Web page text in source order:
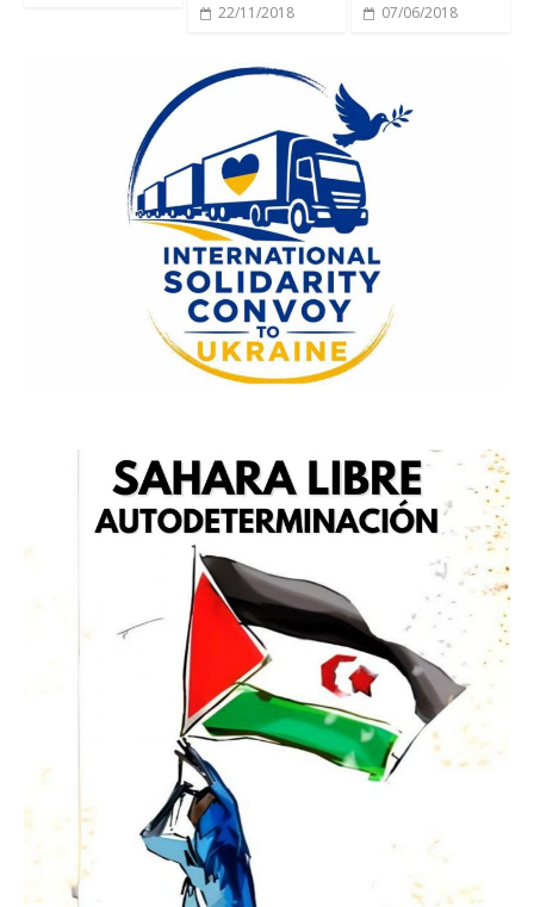
22/11/2018 07/06/2018